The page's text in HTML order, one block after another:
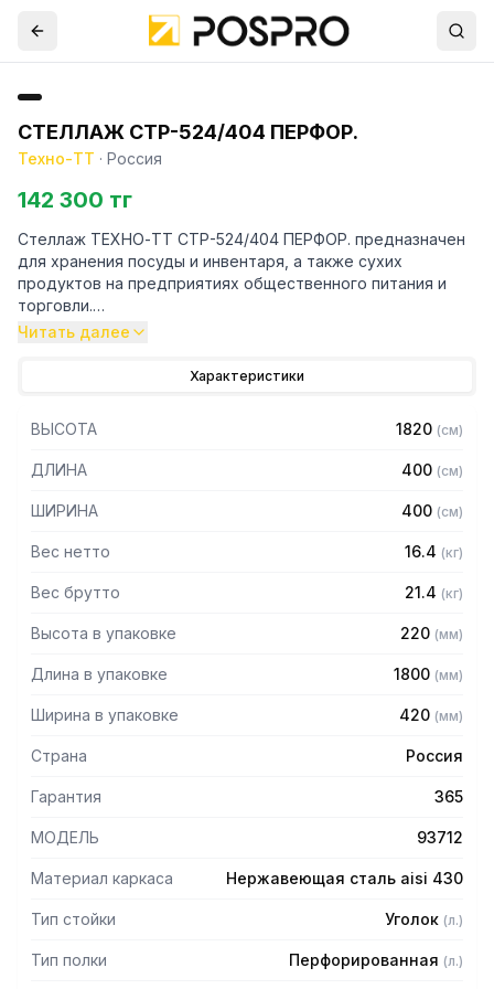
СТЕЛЛАЖ СТР-524/404 ПЕРФОР.
Техно-ТТ · Россия
142 300 тг
Стеллаж ТЕХНО-ТТ СТР-524/404 ПЕРФОР. предназначен
для хранения посуды и инвентаря, а также сухих
продуктов на предприятиях общественного питания и
торговли.
430 толщиной 2 мм
— Четыре перфорированные полки из нержавеющей
стали марки AISI 430 толщиной 0,8 мм
— Расстояние между полками регулируемое с шагом 50
— Регулируемые опоры
Читать далее
Характеристики
ВЫСОТА 1820 (см)
ДЛИНА 400 (см)
ШИРИНА 400 (см)
Вес нетто 16.4 (кг)
Вес брутто 21.4 (кг)
Высота в упаковке 220 (мм)
Длина в упаковке 1800 (мм)
Ширина в упаковке 420 (мм)
Страна Россия
Гарантия 365
МОДЕЛЬ 93712
Материал каркаса Нержавеющая сталь aisi 430
Тип стойки Уголок (л.)
Тип полки Перфорированная (л.)